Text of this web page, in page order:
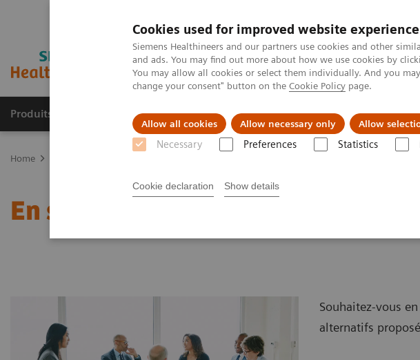
Cookies used for improved website experience
Siemens Healthineers and our partners use cookies and other
and ads. You may find out more about how we use cookies by
You may allow all cookies or select them individually. And you
change your consent" button on the Cookie Policy page.
Allow all cookies Allow necessary only Allow
Necessary Preferences Statistics
Cookie declaration Show details
Produits & Services À propos de Clinical Fields
Home
En savoir plus sur les Value
Souhaitez-vous
alternatifs